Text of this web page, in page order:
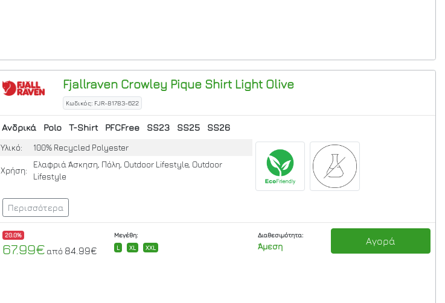
FjallravenCrowley Pique ShirtLight Olive
Κωδικός: FJR-81783-622
Ανδρικά Polo T-Shirt PFCFree SS23 SS25 SS26
Υλικό: 100% Recycled Polyester
Χρήση:
Ελαφριά Άσκηση, Πόλη, Outdoor Lifestyle, Outdoor
Lifestyle
Περισσότερα
20.0%
67.99€ από 84.99€
Μεγέθη:
L
XL XXL
Διαθεσιμότητα:
Άμεση Αγορά